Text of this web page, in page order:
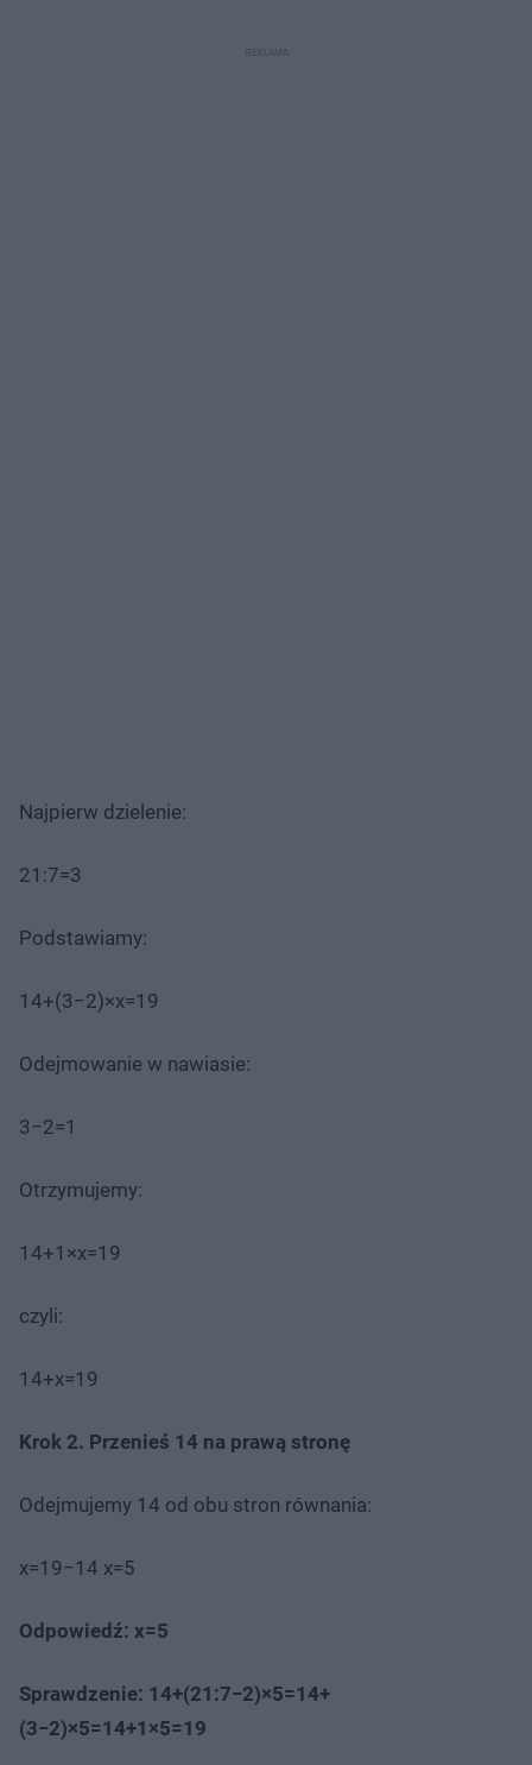
Najpierw dzielenie:
21:7=3
Podstawiamy:
14+(3−2)×x=19
Odejmowanie w nawiasie:
3−2=1
Otrzymujemy:
14+1×x=19
czyli:
14+x=19
Krok 2. Przenieś 14 na prawą stronę
Odejmujemy 14 od obu stron równania:
x=19−14 x=5
Odpowiedź: x=5​
Sprawdzenie: 14+(21:7−2)×5=14+
(3−2)×5=14+1×5=19